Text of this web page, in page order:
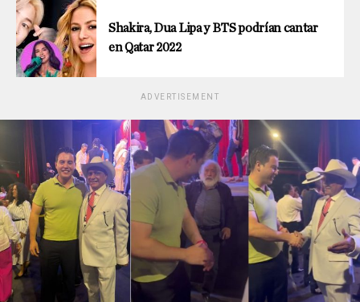
Shakira, Dua Lipa y BTS podrían cantar
en Qatar 2022
ADVERTISEMENT